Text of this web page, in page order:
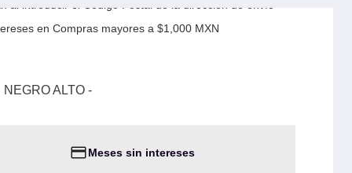
en Compras mayores a $1,000 MXN
ALTO -
Meses sin intereses